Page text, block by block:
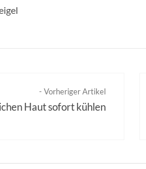
- Vorheriger Artikel
Haut sofort kühlen